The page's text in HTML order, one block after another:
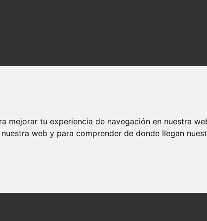
mejorar tu experiencia de navegación en nuestra
web y para comprender de donde llegan